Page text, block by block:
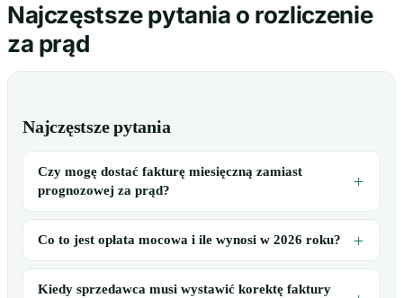
Najczęstsze pytania o rozliczenie
za prąd
Najczęstsze pytania
Czy mogę dostać fakturę miesięczną zamiast
prognozowej za prąd?
Co to jest opłata mocowa i ile wynosi w 2026 roku?
Kiedy sprzedawca musi wystawić korektę faktury